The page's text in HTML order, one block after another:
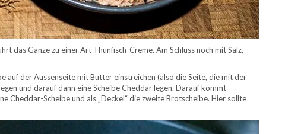
das Ganze zu einer Art Thunfisch-Creme. Am Schluss noch mit Salz,
auf der Aussenseite mit Butter einstreichen (also die Seite, die mit der
und darauf dann eine Scheibe Cheddar legen. Darauf kommt
Cheddar-Scheibe und als „Deckel“ die zweite Brotscheibe. Hier sollte